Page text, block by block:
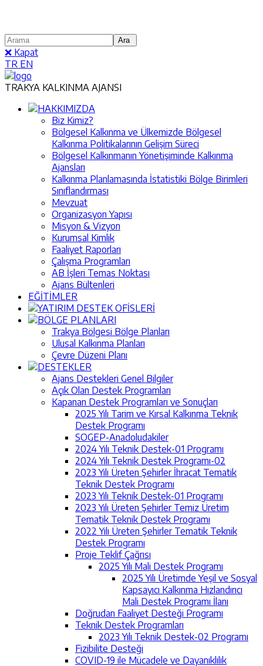
❌ Kapat
TR EN
TRAKYA KALKINMA AJANSI
HAKKIMIZDA
Biz Kimiz?
Bölgesel Kalkınma ve Ülkemizde Bölgesel
Kalkınma Politikalarının Gelişim Süreci
Bölgesel Kalkınmanın Yönetişiminde Kalkınma
Ajansları
Kalkınma Planlamasında İstatistiki Bölge Birimleri
Sınıflandırması
Mevzuat
Organizasyon Yapısı
Misyon & Vizyon
Kurumsal Kimlik
Faaliyet Raporları
Çalışma Programları
AB İşleri Temas Noktası
Ajans Bültenleri
EĞİTİMLER
YATIRIM DESTEK OFİSLERİ
BÖLGE PLANLARI
Trakya Bölgesi Bölge Planları
Ulusal Kalkınma Planları
Çevre Düzeni Planı
DESTEKLER
Ajans Destekleri Genel Bilgiler
Açık Olan Destek Programları
Kapanan Destek Programları ve Sonuçları
2025 Yılı Tarim ve Kırsal Kalkınma Teknik
Destek Programı
SOGEP-Anadoludakiler
2024 Yılı Teknik Destek-01 Programı
2024 Yılı Teknik Destek Programı-02
2023 Yılı Üreten Şehirler İhracat Tematik
Teknik Destek Programı
2023 Yılı Teknik Destek-01 Programı
2023 Yılı Üreten Şehirler Temiz Üretim
Tematik Teknik Destek Programı
2022 Yılı Üreten Şehirler Tematik Teknik
Destek Programı
Proje Teklif Çağrısı
2025 Yılı Mali Destek Programı
2025 Yılı Üretimde Yeşil ve Sosyal
Kapsayıcı Kalkınma Hızlandırıcı
Mali Destek Programı İlanı
Doğrudan Faaliyet Desteği Programı
Teknik Destek Programları
2023 Yılı Teknik Destek-02 Programı
Fizibilite Desteği
COVID-19 ile Mücadele ve Dayanıklılık